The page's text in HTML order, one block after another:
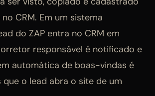
CRM. Em um sistema
do ZAP entra no CRM em
responsável é notificado e
automática de boas-vindas é
que o lead abra o site de um